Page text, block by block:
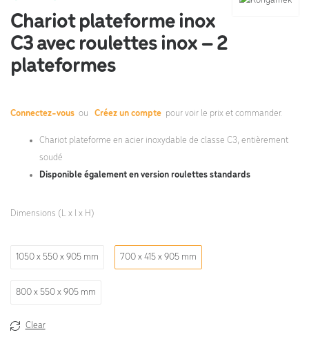
Chariot plateforme inox
C3 avec roulettes inox – 2
plateformes
Connectez-vous ou Créez un compte pour voir le prix et commander.
Chariot plateforme en acier inoxydable de classe C3, entièrement
soudé
Disponible également en version roulettes standards
Dimensions (L x l x H)
1050 x 550 x 905 mm 700 x 415 x 905 mm
800 x 550 x 905 mm
Clear